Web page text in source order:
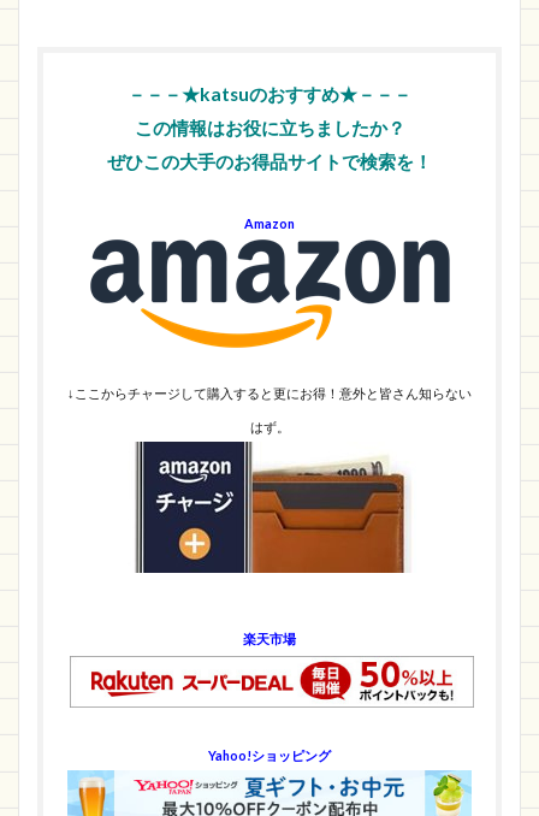
－－－★katsuのおすすめ★－－－
この情報はお役に立ちましたか？
ぜひこの大手のお得品サイトで検索を！
Amazon
↓ここからチャージして購入すると更にお得！意外と皆さん知らない
はず。
楽天市場
Yahoo!ショッピング